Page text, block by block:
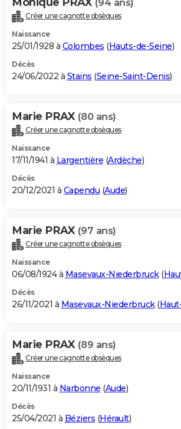
Monique PRAX (94 ans)
Créer une cagnotte obsèques
Naissance
25/01/1928 à Colombes (Hauts-de-Seine)
Décès
24/06/2022 à Stains (Seine-Saint-Denis)
Marie PRAX (80 ans)
Créer une cagnotte obsèques
Naissance
17/11/1941 à Largentière (Ardèche)
Décès
20/12/2021 à Capendu (Aude)
Marie PRAX (97 ans)
Créer une cagnotte obsèques
Naissance
06/08/1924 à Masevaux-Niederbruck(
Décès
26/11/2021 à Masevaux-Niederbruck(
Marie PRAX (89 ans)
Créer une cagnotte obsèques
Naissance
20/11/1931 à Narbonne (Aude)
Décès
25/04/2021 à Béziers (Hérault)